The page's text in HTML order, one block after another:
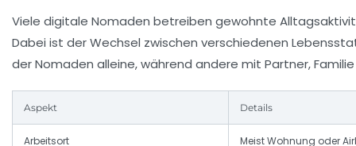
Viele digitale Nomaden betreiben gewohnte
Dabei ist der Wechsel zwischen verschiedenen
der Nomaden alleine, während andere mit Partner,
Aspekt Details
Arbeitsort Meist Wohnung oder